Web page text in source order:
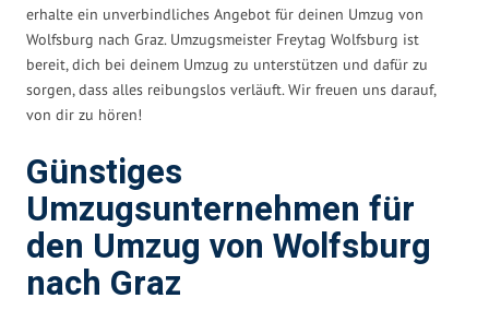
erhalte ein unverbindliches Angebot für deinen Umzug von
Wolfsburg nach Graz. Umzugsmeister Freytag Wolfsburg ist
bereit, dich bei deinem Umzug zu unterstützen und dafür zu
sorgen, dass alles reibungslos verläuft. Wir freuen uns darauf,
von dir zu hören!
Günstiges
Umzugsunternehmen für
den Umzug von Wolfsburg
nach Graz